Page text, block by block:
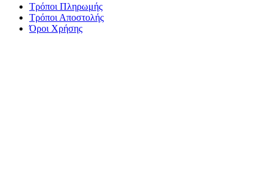
Τρόποι Πληρωμής
Τρόποι Αποστολής
Όροι Χρήσης